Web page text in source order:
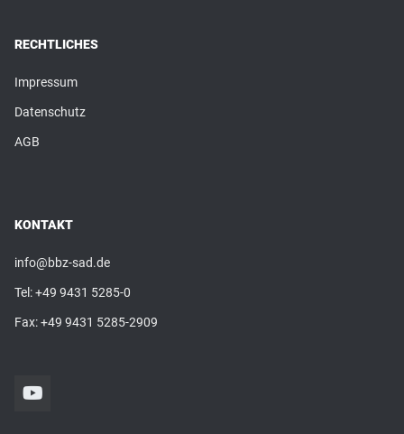
RECHTLICHES
Impressum
Datenschutz
AGB
KONTAKT
info@bbz-sad.de
Tel:+49 9431 5285-0
Fax: +49 9431 5285-2909